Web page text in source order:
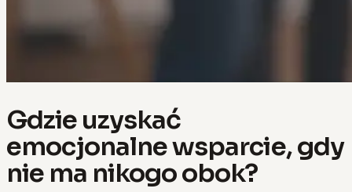
Gdzie uzyskać
emocjonalne wsparcie, gdy
nie ma nikogo obok?